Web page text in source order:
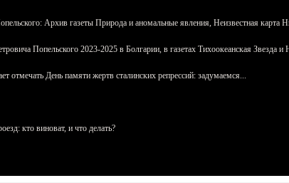
Архив газеты Природа и аномальные явления, Неизвестная
Попельского 2023-2025 в Болгарии, в газетах Тихоокеанская Звезда
отмечать День памяти жертв сталинских репрессий: задумаемся...
кто виноват, и что делать?